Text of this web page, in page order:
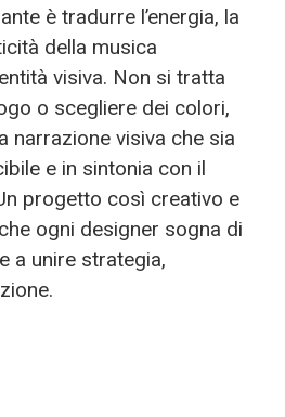
è tradurre l’energia, la
della musica
visiva. Non si tratta
o scegliere dei colori,
narrazione visiva che sia
e in sintonia con il
progetto così creativo e
ogni designer sogna di
a unire strategia,